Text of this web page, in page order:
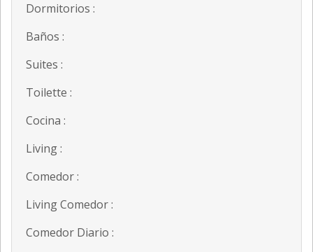
Dormitorios :
Baños :
Suites :
Toilette :
Cocina :
Living :
Comedor :
Living Comedor :
Comedor Diario :